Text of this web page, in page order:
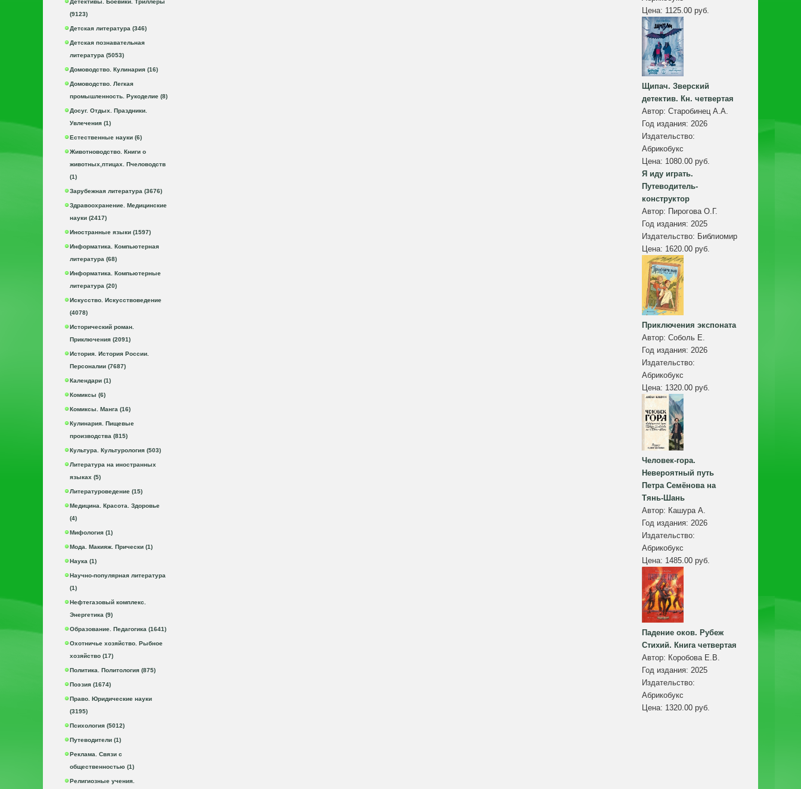
(9123)
Детская литература (346)
Детская познавательная
литература (5053)
Домоводство. Кулинария (16)
Домоводство. Легкая
промышленность. Рукоделие (8)
Досуг. Отдых. Праздники.
Увлечения (1)
Естественные науки (6)
Животноводство. Книги о
животных,птицах. Пчеловодств
(1)
Зарубежная литература (3676)
Здравоохранение. Медицинские
науки (2417)
Иностранные языки (1597)
Информатика. Компьютерная
литература (68)
Информатика. Компьютерные
литература (20)
Искусство. Искусствоведение
(4078)
Исторический роман.
Приключения (2091)
История. История России.
Персоналии (7687)
Календари (1)
Комиксы (6)
Комиксы. Манга (16)
Кулинария. Пищевые
производства (815)
Культура. Культурология (503)
Литература на иностранных
языках (5)
Литературоведение (15)
Медицина. Красота. Здоровье
(4)
Мифология (1)
Мода. Макияж. Прически (1)
Наука (1)
Научно-популярная литература
(1)
Нефтегазовый комплекс.
Энергетика (9)
Образование. Педагогика (1641)
Охотничье хозяйство. Рыбное
хозяйство (17)
Политика. Политология (875)
Поэзия (1674)
Право. Юридические науки
(3195)
Психология (5012)
Путеводители (1)
Реклама. Связи с
общественностью (1)
Религиозные учения.
Цена: 1125.00 руб.
Щипач. Зверский
детектив. Кн. четвертая
Автор: Старобинец А.А.
Год издания: 2026
Издательство:
Абрикобукс
Цена: 1080.00 руб.
Я иду играть.
Путеводитель-
конструктор
Автор: Пирогова О.Г.
Год издания: 2025
Издательство: Библиомир
Цена: 1620.00 руб.
Приключения экспоната
Автор: Соболь Е.
Год издания: 2026
Издательство:
Абрикобукс
Цена: 1320.00 руб.
Человек-гора.
Невероятный путь
Петра Семёнова на
Тянь-Шань
Автор: Кашура А.
Год издания: 2026
Издательство:
Абрикобукс
Цена: 1485.00 руб.
Падение оков. Рубеж
Стихий. Книга четвертая
Автор: Коробова Е.В.
Год издания: 2025
Издательство:
Абрикобукс
Цена: 1320.00 руб.